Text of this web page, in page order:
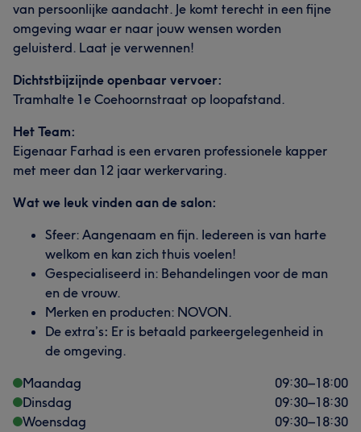
van persoonlijke aandacht. Je komt terecht in een fijne
omgeving waar er naar jouw wensen worden
geluisterd. Laat je verwennen!
Dichtstbijzijnde openbaar vervoer:
Tramhalte 1e Coehoornstraat op loopafstand.
Het Team:
Eigenaar Farhad is een ervaren professionele kapper
met meer dan 12 jaar werkervaring.
Wat we leuk vinden aan de salon:
Sfeer: Aangenaam en fijn. Iedereen is van harte
welkom en kan zich thuis voelen!
Gespecialiseerd in: Behandelingen voor de man
en de vrouw.
Merken en producten: NOVON.
De extra’s: Er is betaald parkeergelegenheid in
de omgeving.
Maandag
09:30–18:00
Dinsdag
09:30–18:30
Woensdag
09:30–18:30